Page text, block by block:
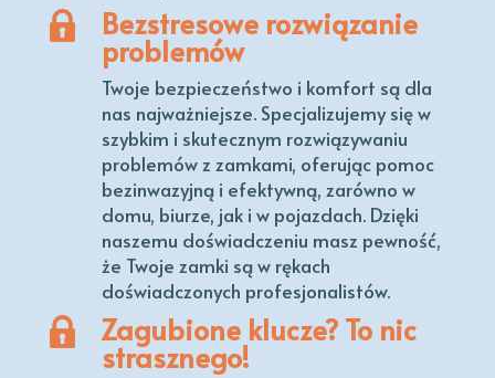
Bezstresowe rozwiązanie
problemów
Twoje bezpieczeństwo i komfort są dla
nas najważniejsze. Specjalizujemy się w
szybkim i skutecznym rozwiązywaniu
problemów z zamkami, oferując pomoc
bezinwazyjną i efektywną, zarówno w
domu, biurze, jak i w pojazdach. Dzięki
naszemu doświadczeniu masz pewność,
że Twoje zamki są w rękach
doświadczonych profesjonalistów.
Zagubione klucze? To nic
strasznego!